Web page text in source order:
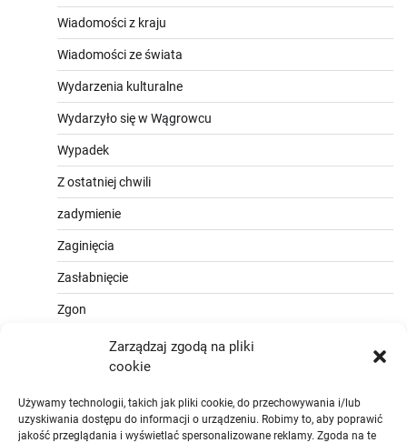
Zarządzaj zgodą na pliki
cookie
Używamy technologii, takich jak pliki cookie, do przechowywania i/lub
uzyskiwania dostępu do informacji o urządzeniu. Robimy to, aby poprawić
jakość przeglądania i wyświetlać spersonalizowane reklamy. Zgoda na te
Wiadomości z kraju
Wiadomości ze świata
Wydarzenia kulturalne
Wydarzyło się w Wągrowcu
Wypadek
Z ostatniej chwili
zadymienie
Zaginięcia
Zasłabnięcie
Zgon